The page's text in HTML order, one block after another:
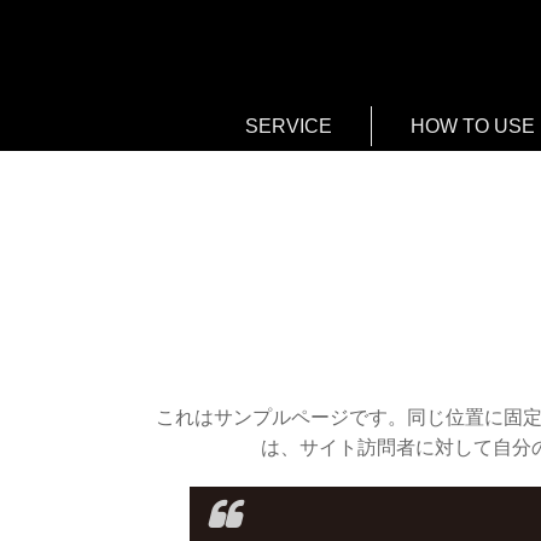
SERVICE HOW TO USE
これはサンプルページです。同じ位置に固
は、サイト訪問者に対して自